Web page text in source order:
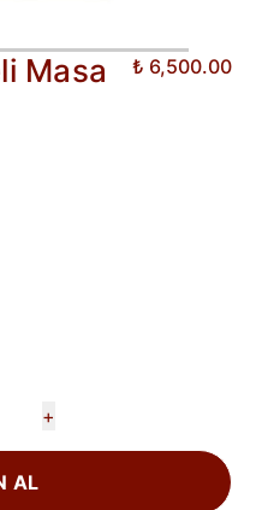
Masa
₺ 6,500.00
+
AL